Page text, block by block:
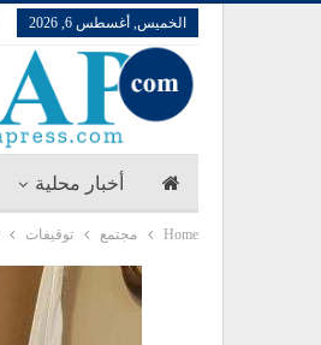
الخميس, أغسطس 6, 2026
أخبار محلية
Home مجتمع توقيفات